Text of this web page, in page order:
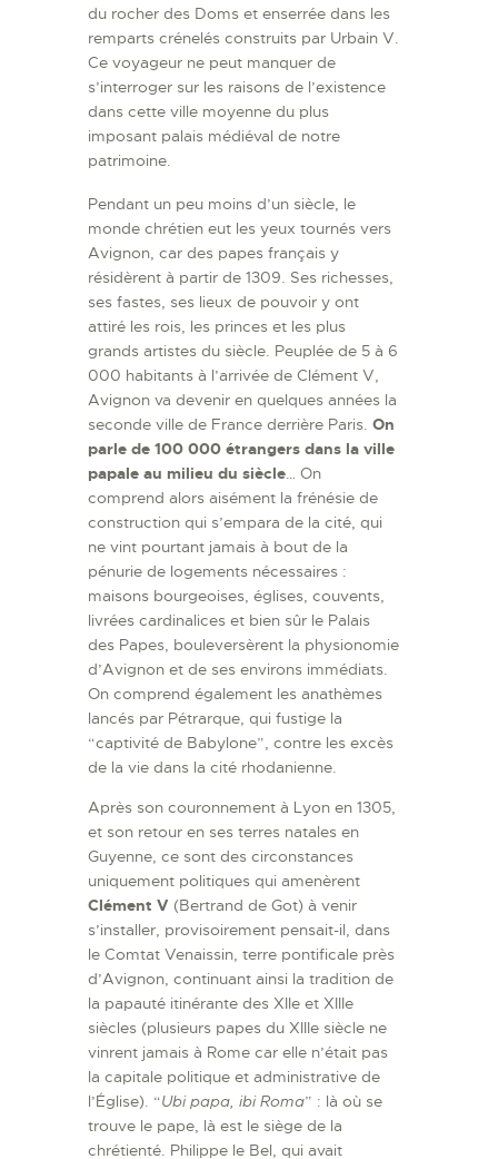
du rocher des Doms et enserrée dans les
remparts crénelés construits par Urbain V.
Ce voyageur ne peut manquer de
s’interroger sur les raisons de l’existence
dans cette ville moyenne du plus
imposant palais médiéval de notre
patrimoine.
Pendant un peu moins d’un siècle, le
monde chrétien eut les yeux tournés vers
Avignon, car des papes français y
résidèrent à partir de 1309. Ses richesses,
ses fastes, ses lieux de pouvoir y ont
attiré les rois, les princes et les plus
grands artistes du siècle. Peuplée de 5 à 6
000 habitants à l’arrivée de Clément V,
Avignon va devenir en quelques années la
seconde ville de France derrière Paris. On
parle de 100 000 étrangers dans la ville
papale au milieu du siècle… On
comprend alors aisément la frénésie de
construction qui s’empara de la cité, qui
ne vint pourtant jamais à bout de la
pénurie de logements nécessaires :
maisons bourgeoises, églises, couvents,
livrées cardinalices et bien sûr le Palais
des Papes, bouleversèrent la physionomie
d’Avignon et de ses environs immédiats.
On comprend également les anathèmes
lancés par Pétrarque, qui fustige la
“captivité de Babylone”, contre les excès
de la vie dans la cité rhodanienne.
Après son couronnement à Lyon en 1305,
et son retour en ses terres natales en
Guyenne, ce sont des circonstances
uniquement politiques qui amenèrent
Clément V (Bertrand de Got) à venir
s’installer, provisoirement pensait-il, dans
le Comtat Venaissin, terre pontificale près
d’Avignon, continuant ainsi la tradition de
la papauté itinérante des XIIe et XIIIe
siècles (plusieurs papes du XIIIe siècle ne
vinrent jamais à Rome car elle n’était pas
la capitale politique et administrative de
l’Église). “Ubi papa, ibi Roma” : là où se
trouve le pape, là est le siège de la
chrétienté. Philippe le Bel, qui avait